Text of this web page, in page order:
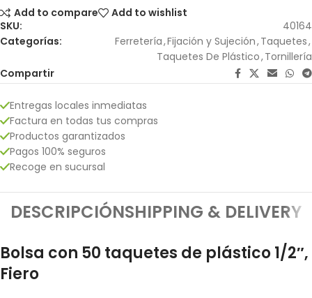
Add to compare
Add to wishlist
SKU:
40164
Categorías:
Ferretería,Fijación y Sujeción,Taquetes,
Taquetes De Plástico,Tornillería
Compartir
Entregas locales inmediatas
Factura en todas tus compras
Productos garantizados
Pagos 100% seguros
Recoge en sucursal
DESCRIPCIÓNSHIPPING & DELIVERY
Bolsa con 50 taquetes de plástico 1/2″,
Fiero